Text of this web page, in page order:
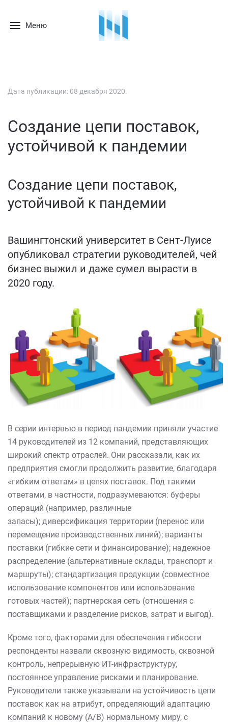
Меню
Дата публикации: 08 декабря 2020.
Создание цепи поставок,
устойчивой к пандемии
Создание цепи поставок,
устойчивой к пандемии
Вашингтонский университет в Сент-Луисе
опубликовал стратегии руководителей, чей
бизнес выжил и даже сумел вырасти в
2020 году.
В серии интервью в период пандемии приняли участие
14 руководителей из 12 компаний, представляющих
широкий спектр отраслей. Они рассказали, как их
предприятия смогли продолжить развитие, благодаря
«гибким ответам» в цепях поставок. Под такими
ответами, в частности, подразумеваются: буферы
операций (например, различные
запасы); диверсификация территории (перенос или
перемещение производственных линий); варианты
поставки (гибкие сети и финансирование); надежное
распределение (альтернативные склады, транспорт и
маршруты); стандартизация продукции (совместное
использование компонентов или использование
готовых частей); партнерская сеть (отношения с
поставщиками и разделение рисков, затрат и выгод).
Кроме того, факторами для обеспечения гибкости
респонденты назвали сквозную видимость, сквозной
контроль, непрерывную ИТ-инфраструктуру,
постоянное управление рисками и планирование.
Руководители также указывали на устойчивость цепи
поставок как на атрибут, определяющий адаптацию
компаний к новому (А/В) нормальному миру, с